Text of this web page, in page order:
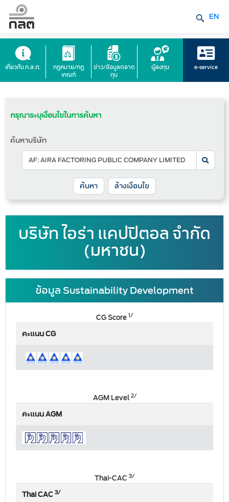
EN
เกี่ยวกับ ก.ล.ต.
กฎหมาย/กฎ
เกณฑ์
ข่าว/ข้อมูลตลาด
ทุน
ผู้ลงทุน e-service
กรุณาระบุเงื่อนไขในการค้นหา
ค้นหาบริษัท
ล้างเงื่อนไข
บริษัท ไอร่า แคปปิตอล จำกัด
(มหาชน)
ข้อมูล Sustainability Development
CG Score1/
คะแนน CG
AGM Level2/
คะแนน AGM
Thai-CAC 3/
Thai CAC3/